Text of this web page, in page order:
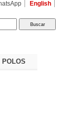
English
POLOS